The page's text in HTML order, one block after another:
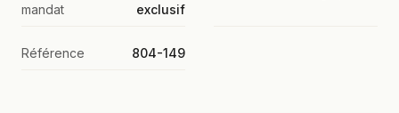
mandat
exclusif
Référence 804-149